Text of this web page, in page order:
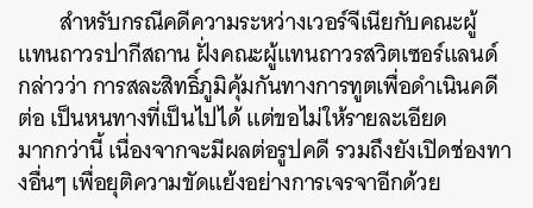
สำหรับกรณีคดีความระหว่างเวอร์จีเนียกับคณะผู้
แทนถาวรปากีสถาน ฝั่งคณะผู้แทนถาวรสวิตเซอร์แลนด์
กล่าวว่า การสละสิทธิ์ภูมิคุ้มกันทางการทูตเพื่อดำเนินคดี
ต่อ เป็นหนทางที่เป็นไปได้ แต่ขอไม่ให้รายละเอียด
มากกว่านี้ เนื่องจากจะมีผลต่อรูปคดี รวมถึงยังเปิดช่องทา
งอื่นๆ เพื่อยุติความขัดแย้งอย่างการเจรจาอีกด้วย